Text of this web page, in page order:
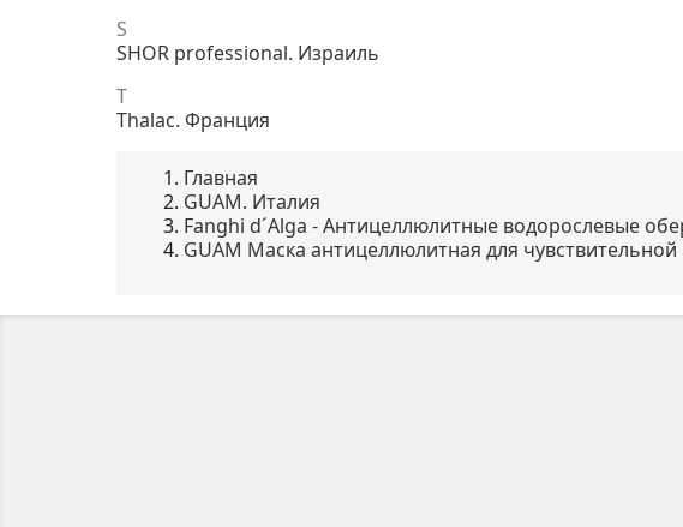
S
SHOR professional. Израиль
T
Thalac. Франция
Главная
GUAM. Италия
Fanghi d´Alga - Антицеллюлитные водорослевые
GUAM Маска антицеллюлитная для чувствительной